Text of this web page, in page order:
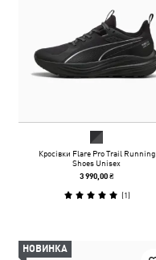
Кросівки Flare Pro Trail Running
Shoes Unisex
3 990,00 ₴
(1)
НОВИНКА